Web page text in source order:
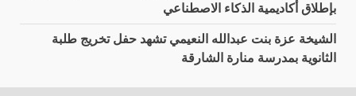
بإطلاق أكاديمية الذكاء الاصطناعي
الشيخة عزة بنت عبدالله النعيمي تشهد حفل تخريج طلبة
الثانوية بمدرسة منارة الشارقة